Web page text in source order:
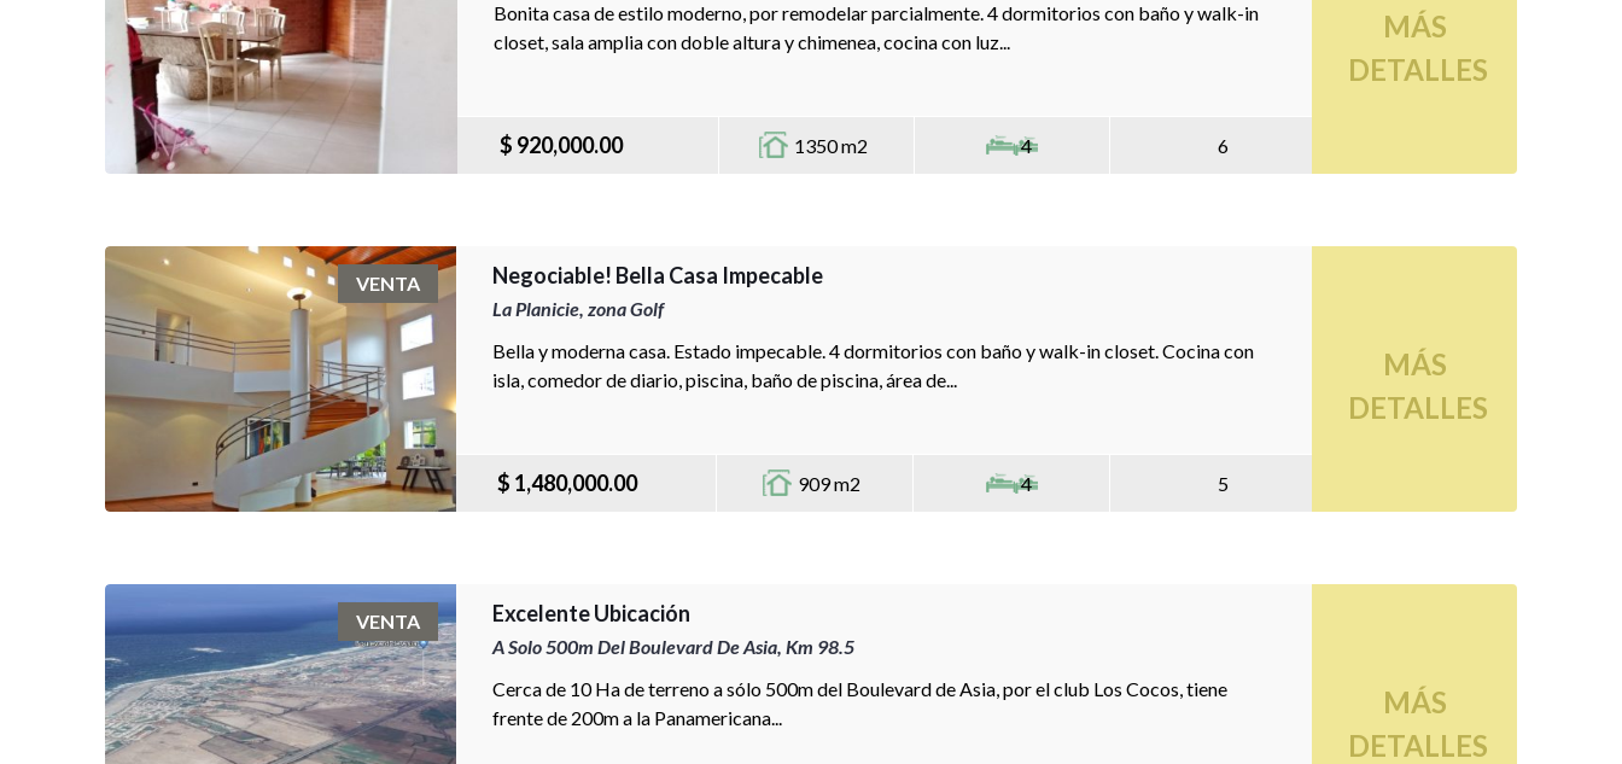
Bonita casa de estilo moderno, por remodelar parcialmente. 4 dormitorios con baño y walk-in
closet, sala amplia con doble altura y chimenea, cocina con luz...
$ 920,000.00 1350 m2 4 6
MÁS
DETALLES
VENTA Negociable! Bella Casa Impecable
La Planicie, zona Golf
Bella y moderna casa. Estado impecable. 4 dormitorios con baño y walk-in closet. Cocina con
isla, comedor de diario, piscina, baño de piscina, área de...
$ 1,480,000.00 909 m2 4 5
MÁS
DETALLES
VENTA Excelente Ubicación
A Solo 500m Del Boulevard De Asia, Km 98.5
Cerca de 10 Ha de terreno a sólo 500m del Boulevard de Asia, por el club Los Cocos, tiene
frente de 200m a la Panamericana...
MÁS
DETALLES